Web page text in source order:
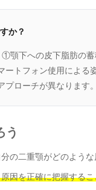
か？
顎下への皮下脂肪の
トフォン使用による
ローチが異なります。
う
の二重顎がどのよう
因を正確に把握する